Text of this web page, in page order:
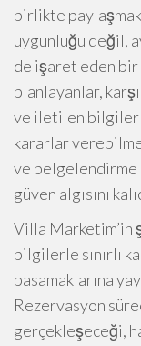
birlikte
uygunluğu değil,
de işaret eden bir
planlayanlar,
ve iletilen bilgiler
kararlar
ve
güven algısını
Villa Marketim’in
bilgilerle sınırlı
basamaklarına
Rezervasyon
gerçekleşeceği,